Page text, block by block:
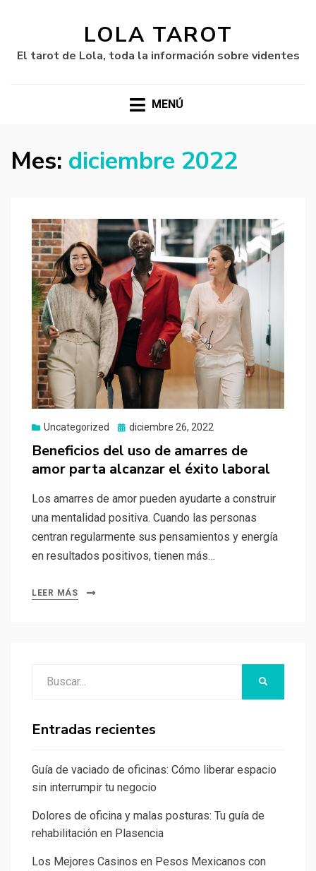
LOLA TAROT
El tarot de Lola, toda la información sobre videntes
MENÚ
Mes: diciembre 2022
Uncategorized
Publicado
diciembre 26, 2022
Beneficios del uso de amarres de
amor parta alcanzar el éxito laboral
Los amarres de amor pueden ayudarte a construir
una mentalidad positiva. Cuando las personas
centran regularmente sus pensamientos y energía
en resultados positivos, tienen más…
LEER MÁS
Entradas recientes
Guía de vaciado de oficinas: Cómo liberar espacio
sin interrumpir tu negocio
Dolores de oficina y malas posturas: Tu guía de
rehabilitación en Plasencia
Los Mejores Casinos en Pesos Mexicanos con